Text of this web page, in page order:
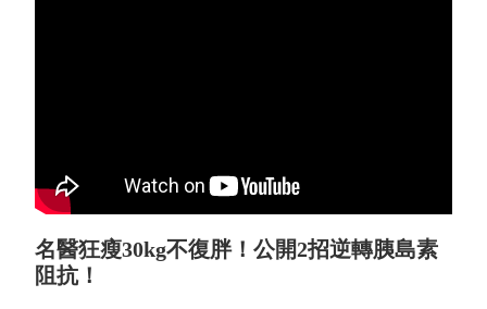
名醫狂瘦30kg不復胖！公開2招逆轉胰島素
阻抗！